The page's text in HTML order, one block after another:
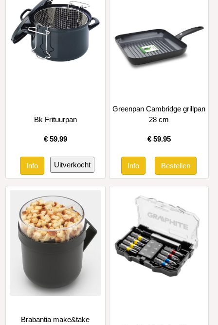
Bk Frituurpan
€ 59.99
Greenpan Cambridge grillpan
28 cm
€ 59.95
Brabantia make&take